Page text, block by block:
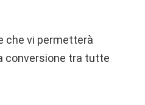
che vi permetterà
conversione tra tutte